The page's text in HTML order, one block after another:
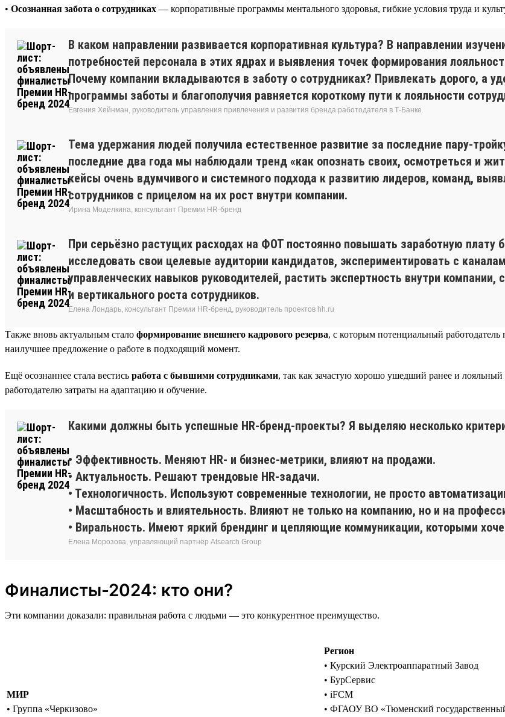
• Осознанная забота о сотрудниках — корпоративные программы ментального здоровья, гибкие условия труда и
В каком направлении развивается корпоративная культура? В направлении
потребностей персонала в этих ядрах и выявления точек формирования
Почему компании вкладываются в заботу о сотрудниках? Привлекать дорого, а
программы заботы и благополучия равняется короткому пути к лояльности
Евгения Хейнман, руководитель управления привлечения и развития бренда работодателя в Т-Банке
Тема удержания людей получила естественное развитие за последние пару-
последние два года мы наблюдали тренд «как опознать своих, осмотреться и
кейсы очень вдумчивого и системного подхода к развитию лидеров, команд,
сотрудников с прицелом на их рост внутри компании.
Ирина Моделкина, консультант Премии HR-бренд
При серьёзно растущих расходах на ФОТ постоянно повышать заработную
исследовать свои целевые аудитории кандидатов, экспериментировать с
управленческих навыков руководителей, растить экспертность внутри
и вертикального роста сотрудников.
Елена Лондарь, консультант Премии HR-бренд, руководитель проектов hh.ru
Также вновь актуальным стало формирование внешнего кадрового резерва, с которым потенциальный
наилучшее предложение о работе в подходящий момент.
Ещё осознаннее стала вестись работа с бывшими сотрудниками, так как зачастую хорошо ушедший ранее и
работодателю затраты на адаптацию и обучение.
Какими должны быть успешные HR-бренд-проекты? Я выделяю несколько
• Эффективность. Меняют HR- и бизнес-метрики, влияют на продажи.
• Актуальность. Решают трендовые HR-задачи.
• Технологичность. Используют современные технологии, не просто
• Масштабность и влиятельность. Влияют не только на компанию, но и на
• Виральность. Имеют яркий брендинг и цепляющие коммуникации, которыми
Елена Морозова, управляющий партнёр Atsearch Group
Финалисты-2024: кто они?
Эти компании доказали: правильная работа с людьми — это конкурентное преимущество.
МИР
• Группа «Черкизово»
Регион
• Курский Электроаппаратный Завод
• БурСервис
• iFCM
• ФГАОУ ВО «Тюменский